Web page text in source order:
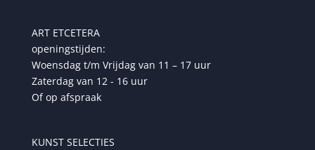
ART ETCETERA
openingstijden:
Woensdag t/m Vrijdag van 11 – 17 uur
Zaterdag van 12 - 16 uur
Of op afspraak
KUNST SELECTIES